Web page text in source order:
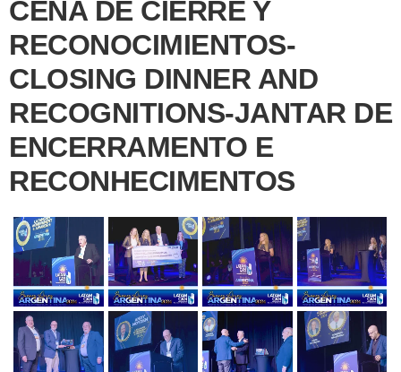
CENA DE CIERRE Y
RECONOCIMIENTOS-
CLOSING DINNER AND
RECOGNITIONS-JANTAR DE
ENCERRAMENTO E
RECONHECIMENTOS